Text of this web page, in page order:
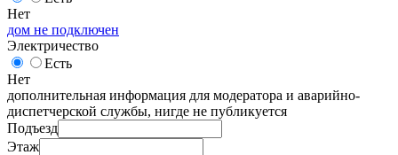
Нет
дом не подключен
Электричество
Есть
Нет
дополнительная информация для модератора и аварийно-
диспетчерской службы, нигде не публикуется
Подъезд
Этаж